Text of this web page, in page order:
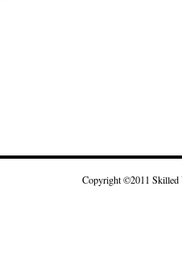
Copyright ©2011 Skilled